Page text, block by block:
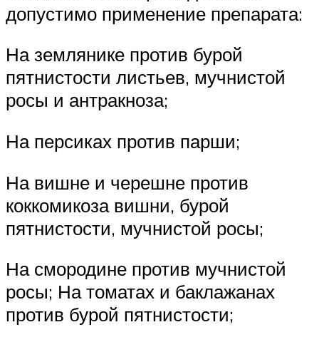
допустимо применение препарата:
На землянике против бурой
пятнистости листьев, мучнистой
росы и антракноза;
На персиках против парши;
На вишне и черешне против
коккомикоза вишни, бурой
пятнистости, мучнистой росы;
На смородине против мучнистой
росы; На томатах и баклажанах
против бурой пятнистости;